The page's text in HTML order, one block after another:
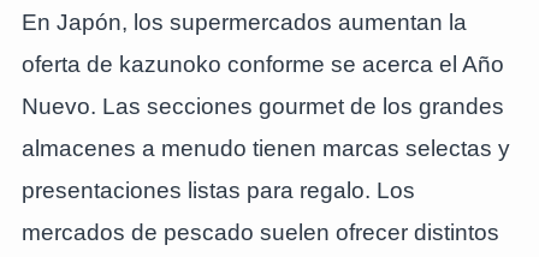
En Japón, los supermercados aumentan la
oferta de kazunoko conforme se acerca el Año
Nuevo. Las secciones gourmet de los grandes
almacenes a menudo tienen marcas selectas y
presentaciones listas para regalo. Los
mercados de pescado suelen ofrecer distintos